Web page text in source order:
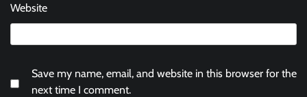
Website
Save my name, email, and website in this browser for the
next time I comment.